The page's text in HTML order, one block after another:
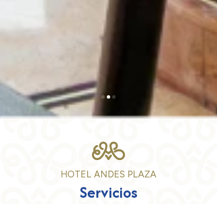
HOTEL ANDES PLAZA
Servicios